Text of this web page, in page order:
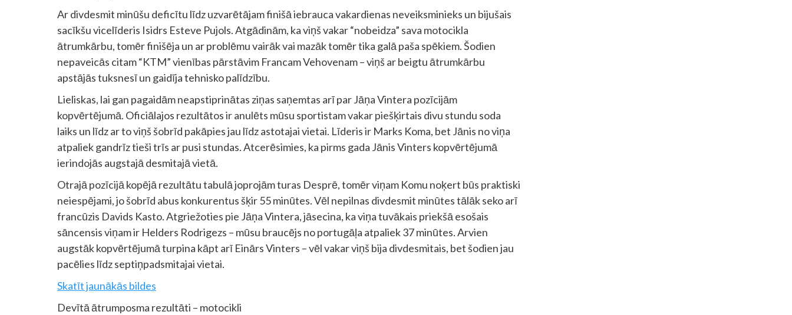
Ar divdesmit minūšu deficītu līdz uzvarētājam finišā iebrauca vakardienas neveiksminieks un bijušais
sacīkšu vicelīderis Isidrs Esteve Pujols. Atgādinām, ka viņš vakar “nobeidza” sava motocikla
ātrumkārbu, tomēr finišēja un ar problēmu vairāk vai mazāk tomēr tika galā paša spēkiem. Šodien
nepaveicās citam “KTM” vienības pārstāvim Francam Vehovenam – viņš ar beigtu ātrumkārbu
apstājās tuksnesī un gaidīja tehnisko palīdzību.
Lieliskas, lai gan pagaidām neapstiprinātas ziņas saņemtas arī par Jāņa Vintera pozīcijām
kopvērtējumā. Oficiālajos rezultātos ir anulēts mūsu sportistam vakar piešķirtais divu stundu soda
laiks un līdz ar to viņš šobrīd pakāpies jau līdz astotajai vietai. Līderis ir Marks Koma, bet Jānis no viņa
atpaliek gandrīz tieši trīs ar pusi stundas. Atcerēsimies, ka pirms gada Jānis Vinters kopvērtējumā
ierindojās augstajā desmitajā vietā.
Otrajā pozīcijā kopējā rezultātu tabulā joprojām turas Desprē, tomēr viņam Komu noķert būs praktiski
neiespējami, jo šobrīd abus konkurentus šķir 55 minūtes. Vēl nepilnas divdesmit minūtes tālāk seko arī
francūzis Davids Kasto. Atgriežoties pie Jāņa Vintera, jāsecina, ka viņa tuvākais priekšā esošais
sāncensis viņam ir Helders Rodrigezs – mūsu braucējs no portugāļa atpaliek 37 minūtes. Arvien
augstāk kopvērtējumā turpina kāpt arī Einārs Vinters – vēl vakar viņš bija divdesmitais, bet šodien jau
pacēlies līdz septiņpadsmitajai vietai.
Skatīt jaunākās bildes
Devītā ātrumposma rezultāti – motocikli